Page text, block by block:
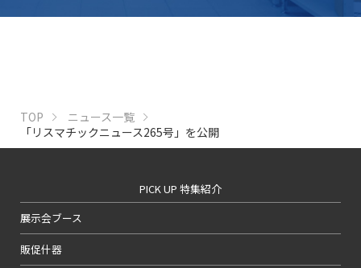
TOP
ニュース一覧
「リスマチックニュース265号」を公開
PICK UP 特集紹介
展示会ブース
販促什器